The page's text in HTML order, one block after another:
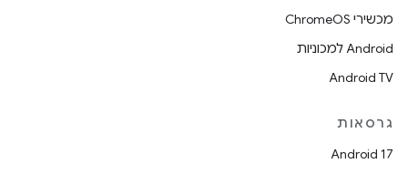
מכשירי ChromeOS
Android למכוניות
Android TV
גרסאות
Android 17